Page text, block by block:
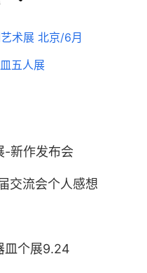
术展 北京/6月
五人展
-新作发布会
交流会个人感想
皿个展9.24